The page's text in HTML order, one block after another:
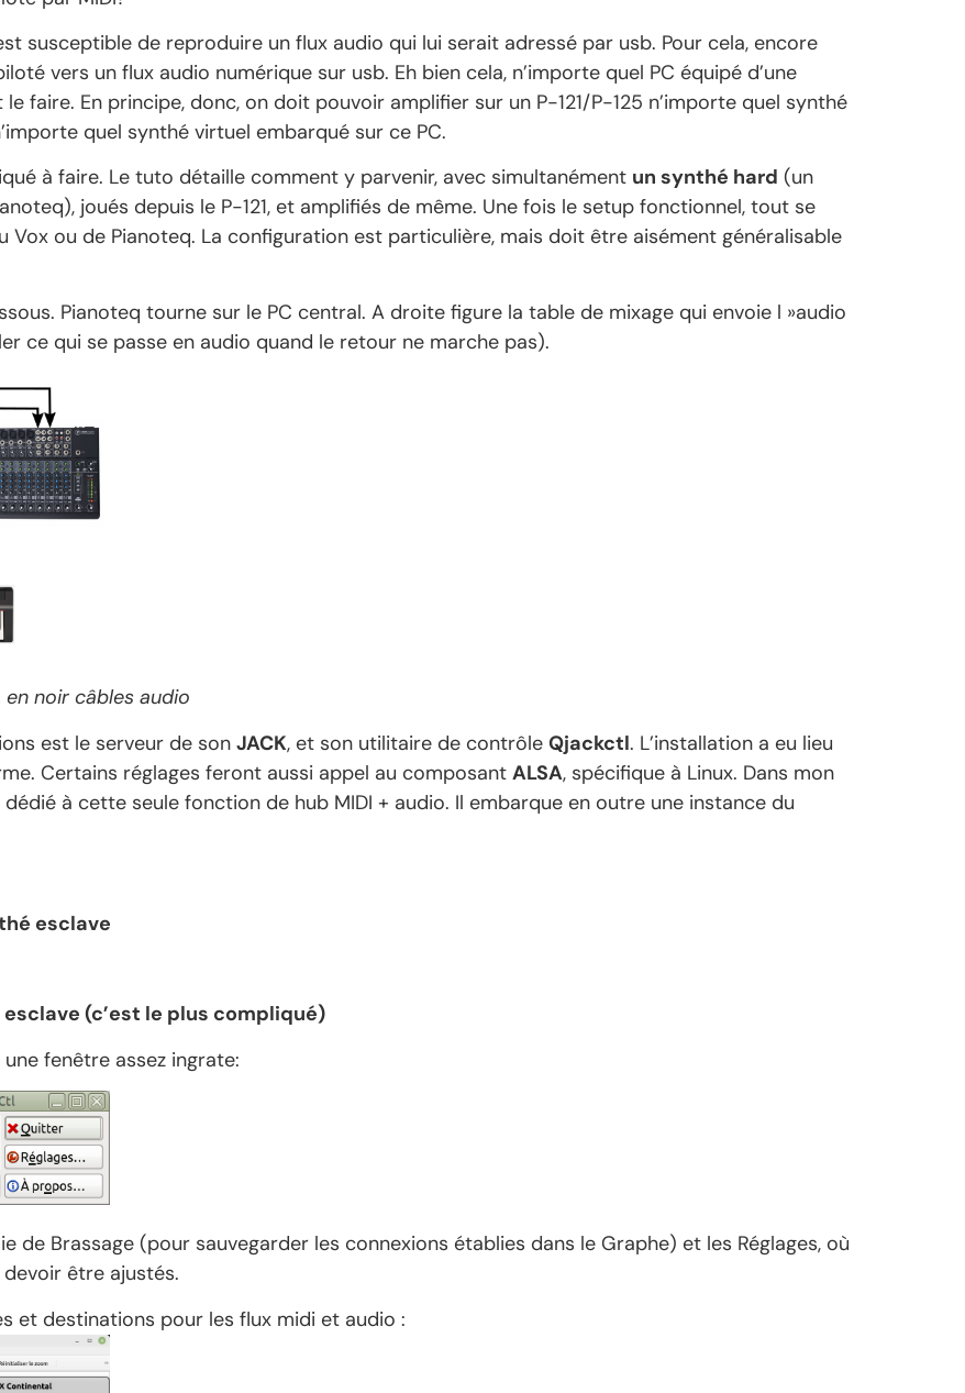
susceptible de reproduire un flux audio qui lui serait adressé par usb. Pour cela, encore
vers un flux audio numérique sur usb. Eh bien cela, n’importe quel PC équipé d’une
faire. En principe, donc, on doit pouvoir amplifier sur un P-121/P-125 n’importe quel synthé
quel synthé virtuel embarqué sur ce PC.
à faire. Le tuto détaille comment y parvenir, avec simultanément un synthé hard (un
joués depuis le P-121, et amplifiés de même. Une fois le setup fonctionnel, tout se
Vox ou de Pianoteq. La configuration est particulière, mais doit être aisément généralisable
Pianoteq tourne sur le PC central. A droite figure la table de mixage qui envoie l »audio
ce qui se passe en audio quand le retour ne marche pas).
noir câbles audio
est le serveur de son JACK, et son utilitaire de contrôle Qjackctl. L’installation a eu lieu
Certains réglages feront aussi appel au composant ALSA, spécifique à Linux. Dans mon
dédié à cette seule fonction de hub MIDI + audio. Il embarque en outre une instance du
esclave
(c’est le plus compliqué)
fenêtre assez ingrate:
de Brassage (pour sauvegarder les connexions établies dans le Graphe) et les Réglages, où
être ajustés.
et destinations pour les flux midi et audio :